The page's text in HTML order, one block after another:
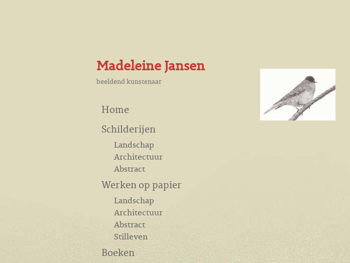
Madeleine Jansen
beeldend kunstenaar
Home
Schilderijen
Landschap
Architectuur
Abstract
Werken op papier
Landschap
Architectuur
Abstract
Stilleven
Boeken